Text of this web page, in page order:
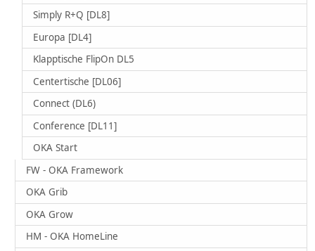
Simply R+Q [DL8]
Europa [DL4]
Klapptische FlipOn DL5
Centertische [DL06]
Connect (DL6)
Conference [DL11]
OKA Start
FW - OKA Framework
OKA Grib
OKA Grow
HM - OKA HomeLine